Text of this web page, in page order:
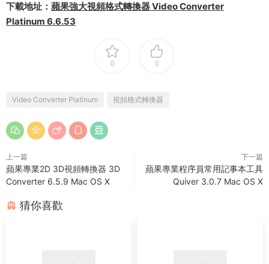
下載地址： 蘋果強大視頻格式轉換器 Video Converter
Platinum 6.6.53
0 0
Video Converter Platinum 視頻格式轉換器
上一篇
蘋果專業2D 3D視頻轉換器 3D
Converter 6.5.9 Mac OS X
下一篇
蘋果專業程序員常用記事本工具
Quiver 3.0.7 Mac OS X
猜你喜歡